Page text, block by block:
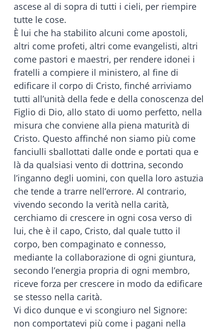
ascese al di sopra di tutti i cieli, per riempire
tutte le cose.
È lui che ha stabilito alcuni come apostoli,
altri come profeti, altri come evangelisti, altri
come pastori e maestri, per rendere idonei i
fratelli a compiere il ministero, al fine di
edificare il corpo di Cristo, finché arriviamo
tutti all’unità della fede e della conoscenza del
Figlio di Dio, allo stato di uomo perfetto, nella
misura che conviene alla piena maturità di
Cristo. Questo affinché non siamo più come
fanciulli sballottati dalle onde e portati qua e
là da qualsiasi vento di dottrina, secondo
l’inganno degli uomini, con quella loro astuzia
che tende a trarre nell’errore. Al contrario,
vivendo secondo la verità nella carità,
cerchiamo di crescere in ogni cosa verso di
lui, che è il capo, Cristo, dal quale tutto il
corpo, ben compaginato e connesso,
mediante la collaborazione di ogni giuntura,
secondo l’energia propria di ogni membro,
riceve forza per crescere in modo da edificare
se stesso nella carità.
Vi dico dunque e vi scongiuro nel Signore:
non comportatevi più come i pagani nella